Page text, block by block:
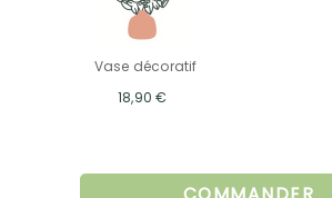
Vase décoratif
18,90 €